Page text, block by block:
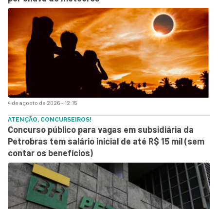
4 de agosto de 2026 - 12:15
ATENÇÃO, CONCURSEIROS!
Concurso público para vagas em subsidiária da
Petrobras tem salário inicial de até R$ 15 mil (sem
contar os benefícios)